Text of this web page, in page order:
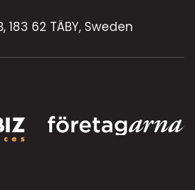
62 TÄBY, Sweden